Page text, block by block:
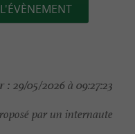
: 29/05/2026 à 09:27:23
par un internaute